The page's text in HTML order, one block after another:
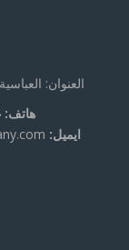
العنوان:
هاتف:
ايميل: